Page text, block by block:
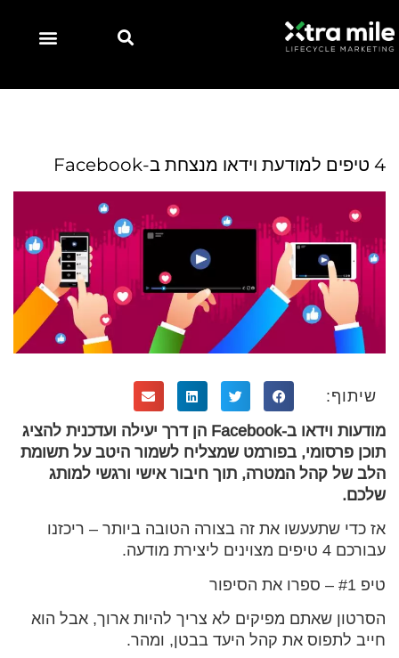
4 טיפים למודעת וידאו מנצחת ב-Facebook
שיתוף:
מודעות וידאו ב-Facebook הן דרך יעילה ועדכנית להציג
תוכן פרסומי, בפורמט שמצליח לשמור היטב על תשומת
הלב של קהל המטרה, תוך חיבור אישי ורגשי למותג
שלכם.
אז כדי שתעעשו את זה בצורה הטובה ביותר – ריכזנו
עבורכם 4 טיפים מצוינים ליצירת מודעה.
טיפ #1 – ספרו את הסיפור
הסרטון שאתם מפיקים לא צריך להיות ארוך, אבל הוא
חייב לתפוס את קהל היעד בבטן, ומהר.